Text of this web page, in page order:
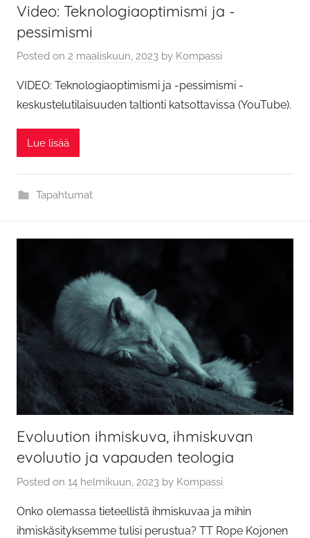
Video: Teknologiaoptimismi ja -
pessimismi
Posted on 2 maaliskuun, 2023 by Kompassi
VIDEO: Teknologiaoptimismi ja -pessimismi -
keskustelutilaisuuden taltionti katsottavissa (YouTube).
Lue lisää
Tapahtumat
Evoluution ihmiskuva, ihmiskuvan
evoluutio ja vapauden teologia
Posted on 14 helmikuun, 2023 by Kompassi
Onko olemassa tieteellistä ihmiskuvaa ja mihin
ihmiskäsityksemme tulisi perustua? TT Rope Kojonen